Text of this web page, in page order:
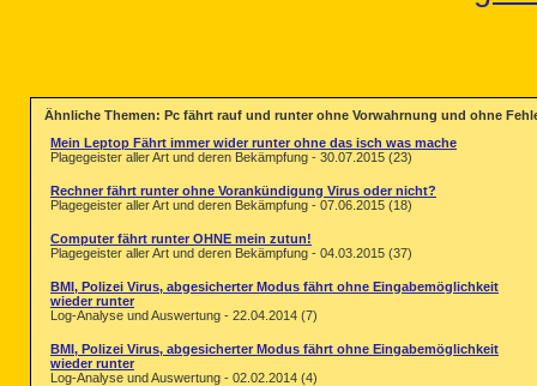
O18 - Protocol: linkscanner -
--
End of file - 3663 bytes
Ähnliche Themen: Pc fährt rauf und runter ohne Vorwahrnung und ohne
Mein Leptop Fährt immer wider runter ohne das isch was mache
Plagegeister aller Art und deren Bekämpfung - 30.07.2015 (23)
Rechner fährt runter ohne Vorankündigung Virus oder nicht?
Plagegeister aller Art und deren Bekämpfung - 07.06.2015 (18)
Computer fährt runter OHNE mein zutun!
Plagegeister aller Art und deren Bekämpfung - 04.03.2015 (37)
BMI, Polizei Virus, abgesicherter Modus fährt ohne Eingabemöglichkeit
wieder runter
Log-Analyse und Auswertung - 22.04.2014 (7)
BMI, Polizei Virus, abgesicherter Modus fährt ohne Eingabemöglichkeit
wieder runter
Log-Analyse und Auswertung - 02.02.2014 (4)